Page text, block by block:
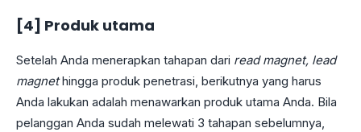
[4] Produk utama
Setelah Anda menerapkan tahapan dari read magnet, lead
magnethingga produk penetrasi, berikutnya yang harus
Anda lakukan adalah menawarkan produk utama Anda. Bila
pelanggan Anda sudah melewati 3 tahapan sebelumnya,